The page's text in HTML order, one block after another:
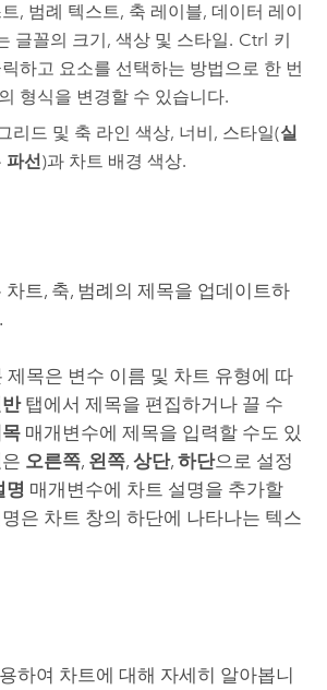
, 범례 텍스트, 축 레이블, 데이터 레이
글꼴의 크기, 색상 및 스타일. Ctrl 키
하고 요소를 선택하는 방법으로 한 번
형식을 변경할 수 있습니다.
리드 및 축 라인 색상, 너비, 스타일(실
파선)과 차트 배경 색상.
차트, 축, 범례의 제목을 업데이트하
제목은 변수 이름 및 차트 유형에 따
탭에서 제목을 편집하거나 끌 수
매개변수에 제목을 입력할 수도 있
은 오른쪽, 왼쪽, 상단, 하단으로 설정
명 매개변수에 차트 설명을 추가할
은 차트 창의 하단에 나타나는 텍스
하여 차트에 대해 자세히 알아봅니